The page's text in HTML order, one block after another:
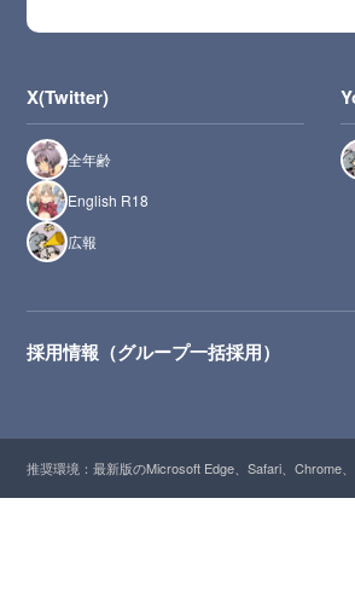
X(Twitter)
全年齢
English R18
広報
採用情報（グループ一括採用）
推奨環境：最新版のMicrosoft Edge、Safari、Chrome